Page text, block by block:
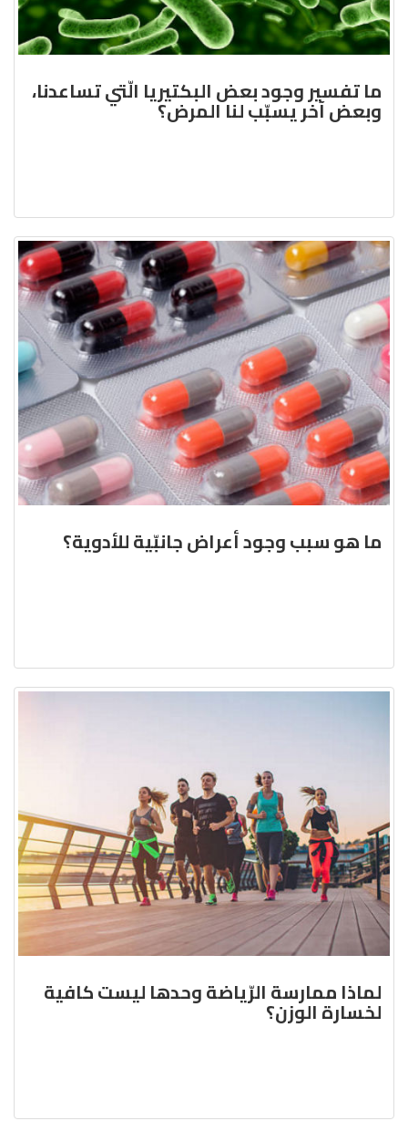
ما تفسير وجود بعض البكتيريا الّتي تساعدنا،
وبعض آخر يسبّب لنا المرض؟
ما هو سبب وجود أعراض جانبّية للأدوية؟
لماذا ممارسة الرّياضة وحدها ليست كافية
لخسارة الوزن؟